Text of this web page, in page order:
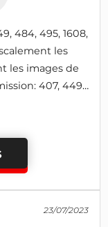
484, 495, 1608,
les
les images de
407, 449,
23/07/2023